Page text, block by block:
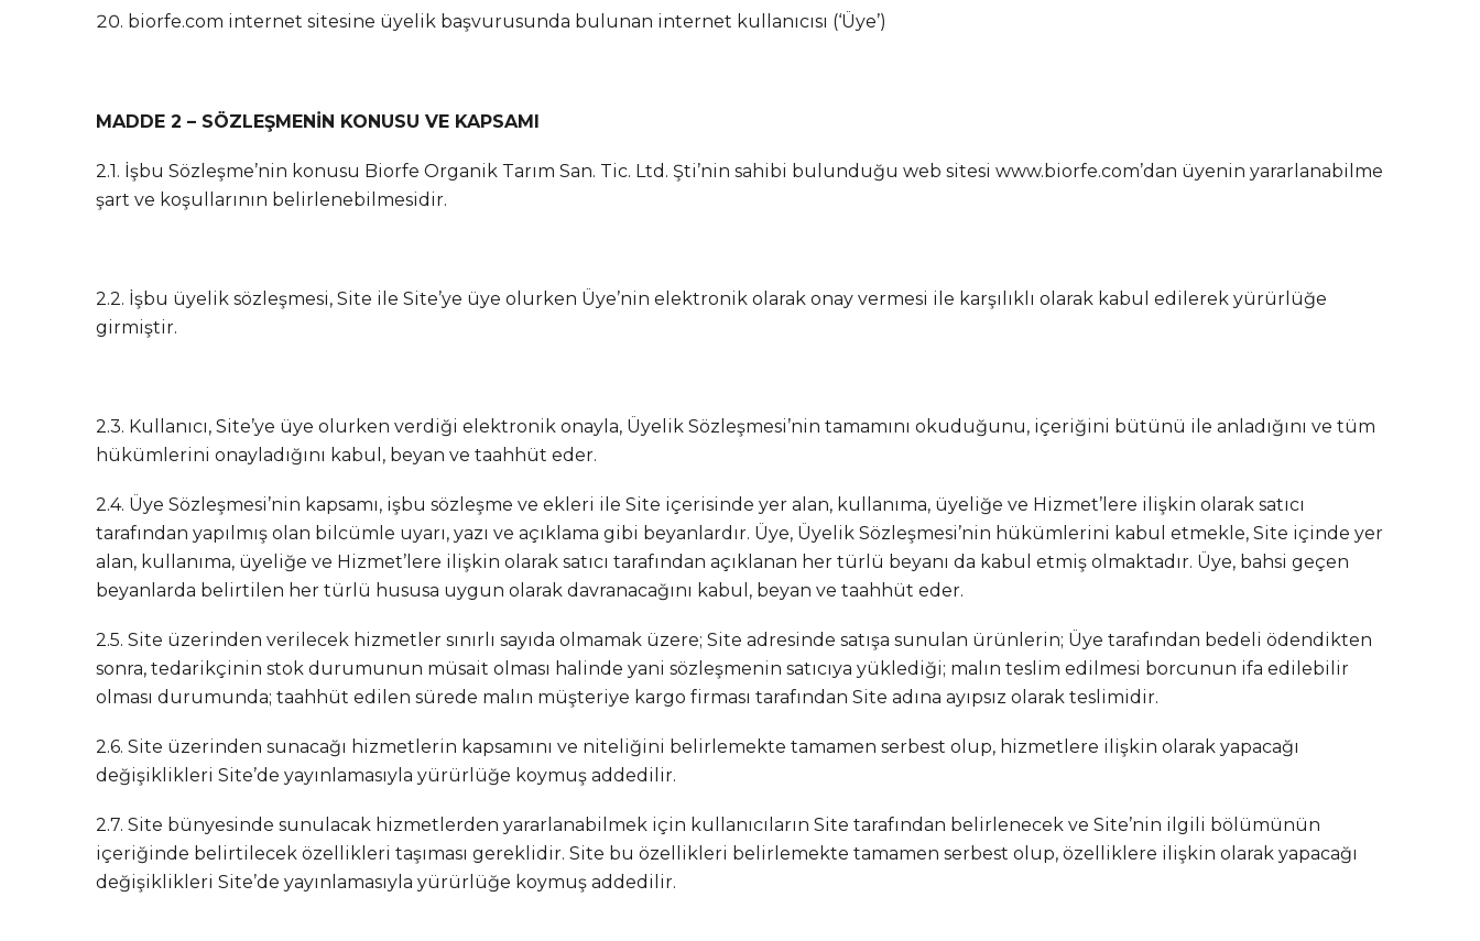
biorfe.com internet sitesine üyelik başvurusunda bulunan internet kullanıcısı (‘Üye’)
MADDE 2 – SÖZLEŞMENİN KONUSU VE KAPSAMI
2.1. İşbu Sözleşme’nin konusu Biorfe Organik Tarım San. Tic. Ltd. Şti’nin sahibi bulunduğu web sitesi www.biorfe.com’dan üyenin yararlanabilme
şart ve koşullarının belirlenebilmesidir.
2.2. İşbu üyelik sözleşmesi, Site ile Site’ye üye olurken Üye’nin elektronik olarak onay vermesi ile karşılıklı olarak kabul edilerek yürürlüğe
girmiştir.
2.3. Kullanıcı, Site’ye üye olurken verdiği elektronik onayla, Üyelik Sözleşmesi’nin tamamını okuduğunu, içeriğini bütünü ile anladığını ve tüm
hükümlerini onayladığını kabul, beyan ve taahhüt eder.
2.4. Üye Sözleşmesi’nin kapsamı, işbu sözleşme ve ekleri ile Site içerisinde yer alan, kullanıma, üyeliğe ve Hizmet’lere ilişkin olarak satıcı
tarafından yapılmış olan bilcümle uyarı, yazı ve açıklama gibi beyanlardır. Üye, Üyelik Sözleşmesi’nin hükümlerini kabul etmekle, Site içinde yer
alan, kullanıma, üyeliğe ve Hizmet’lere ilişkin olarak satıcı tarafından açıklanan her türlü beyanı da kabul etmiş olmaktadır. Üye, bahsi geçen
beyanlarda belirtilen her türlü hususa uygun olarak davranacağını kabul, beyan ve taahhüt eder.
2.5. Site üzerinden verilecek hizmetler sınırlı sayıda olmamak üzere; Site adresinde satışa sunulan ürünlerin; Üye tarafından bedeli ödendikten
sonra, tedarikçinin stok durumunun müsait olması halinde yani sözleşmenin satıcıya yüklediği; malın teslim edilmesi borcunun ifa edilebilir
olması durumunda; taahhüt edilen sürede malın müşteriye kargo firması tarafından Site adına ayıpsız olarak teslimidir.
2.6. Site üzerinden sunacağı hizmetlerin kapsamını ve niteliğini belirlemekte tamamen serbest olup, hizmetlere ilişkin olarak yapacağı
değişiklikleri Site’de yayınlamasıyla yürürlüğe koymuş addedilir.
2.7. Site bünyesinde sunulacak hizmetlerden yararlanabilmek için kullanıcıların Site tarafından belirlenecek ve Site’nin ilgili bölümünün
içeriğinde belirtilecek özellikleri taşıması gereklidir. Site bu özellikleri belirlemekte tamamen serbest olup, özelliklere ilişkin olarak yapacağı
değişiklikleri Site’de yayınlamasıyla yürürlüğe koymuş addedilir.